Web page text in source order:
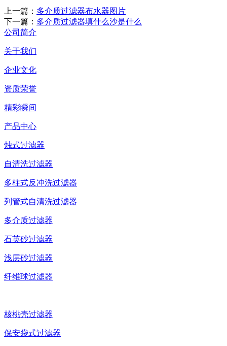
上一篇： 多介质过滤器布水器图片
下一篇： 多介质过滤器填什么沙是什么
公司简介
关于我们
企业文化
资质荣誉
精彩瞬间
产品中心
烛式过滤器
自清洗过滤器
多柱式反冲洗过滤器
列管式自清洗过滤器
多介质过滤器
石英砂过滤器
浅层砂过滤器
纤维球过滤器
核桃壳过滤器
保安袋式过滤器